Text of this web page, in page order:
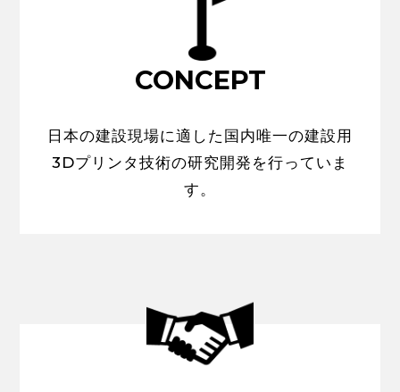
CONCEPT
日本の建設現場に適した国内唯一の建設用
3Dプリンタ技術の研究開発を行っていま
す。